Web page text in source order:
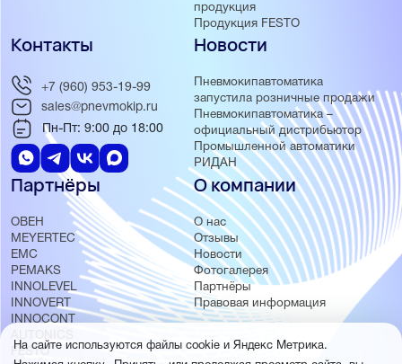
продукция
Продукция FESTO
Новости
Пневмокипавтоматика
запустила розничные продажи
Пневмокипавтоматика –
официальный дистрибьютор
Промышленной автоматики
РИДАН
Партнёры
ОВЕН
MEYERTEC
EMC
PEMAKS
INNOLEVEL
INNOVERT
INNOCONT
AUTONICS
FESTO
О компании
О нас
Отзывы
Новости
Фотогалерея
Партнёры
Правовая информация
Контакты
+7 (960) 953-19-99
sales@pnevmokip.ru
Пн-Пт: 9:00 до 18:00
На сайте используются файлы cookie и Яндекс Метрика.